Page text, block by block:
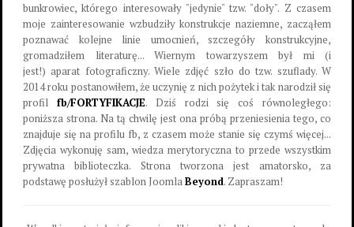
bunkrowiec, którego interesowały "jedynie" tzw. "doły". Z czasem
moje zainteresowanie wzbudziły konstrukcje naziemne, zacząłem
poznawać kolejne linie umocnień, szczegóły konstrukcyjne,
gromadziłem literaturę... Wiernym towarzyszem był mi (i
jest!) aparat fotograficzny. Wiele zdjęć szło do tzw. szuflady. W
2014 roku postanowiłem, że uczynię z nich pożytek i tak narodził się
profil fb/FORTYFIKACJE. Dziś rodzi się coś równoległego:
poniższa strona. Na tą chwilę jest ona próbą przeniesienia tego, co
znajduje się na profilu fb, z czasem może stanie się czymś więcej...
Zdjęcia wykonuję sam, wiedza merytoryczna to przede wszystkim
prywatna biblioteczka. Strona tworzona jest amatorsko, za
podstawę posłużył szablon JoomlaBeyond. Zapraszam!